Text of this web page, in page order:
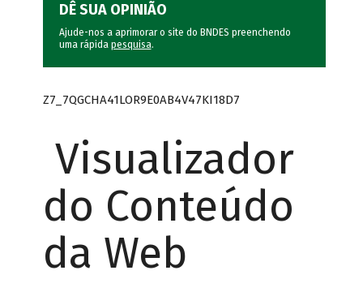
DÊ SUA OPINIÃO
Ajude-nos a aprimorar o site do BNDES preenchendo
uma rápida pesquisa.
Z7_7QGCHA41LOR9E0AB4V47KI18D7
Visualizador
do Conteúdo
da Web